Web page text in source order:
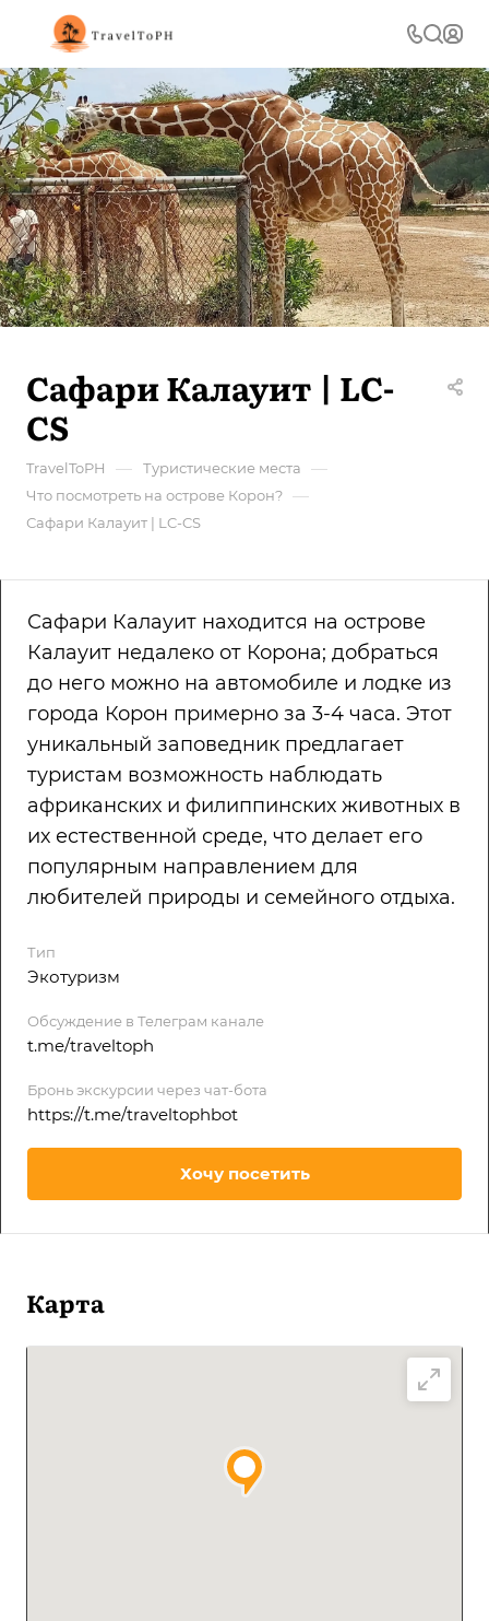
Сафари Калауит | LC-
CS
TravelToPH — Туристические места —
Что посмотреть на острове Корон? —
Сафари Калауит | LC-CS
Сафари Калауит находится на острове
Калауит недалеко от Корона; добраться
до него можно на автомобиле и лодке из
города Корон примерно за 3-4 часа. Этот
уникальный заповедник предлагает
туристам возможность наблюдать
африканских и филиппинских животных в
их естественной среде, что делает его
популярным направлением для
любителей природы и семейного отдыха.
Тип
Экотуризм
Обсуждение в Телеграм канале
t.me/traveltoph
Бронь экскурсии через чат-бота
https://t.me/traveltophbot
Хочу посетить
Карта